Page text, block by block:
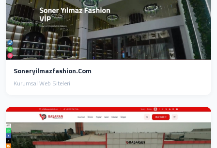
Soneryilmazfashion.com
Kurumsal Web Siteleri